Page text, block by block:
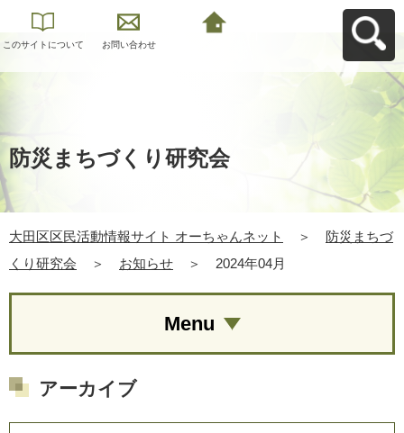
このサイトについて お問い合わせ
防災まちづくり研究会
大田区区民活動情報サイト オーちゃんネット ＞
防災まちづ
くり研究会
＞ お知らせ ＞ 2024年04月
Menu
アーカイブ